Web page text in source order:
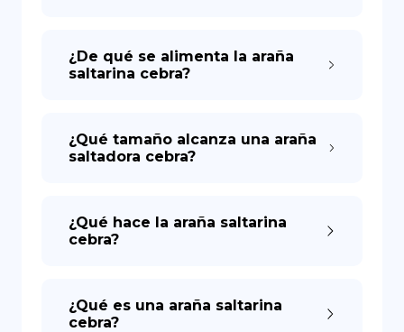
¿De qué se alimenta la araña
saltarina cebra?
¿Qué tamaño alcanza una araña
saltadora cebra?
¿Qué hace la araña saltarina
cebra?
¿Qué es una araña saltarina
cebra?